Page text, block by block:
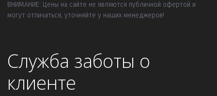
ВНИМАНИЕ: Цены на сайте не являются публичной офертой и
могут отличаться, уточняйте у наших менеджеров!
Служба заботы о
клиенте